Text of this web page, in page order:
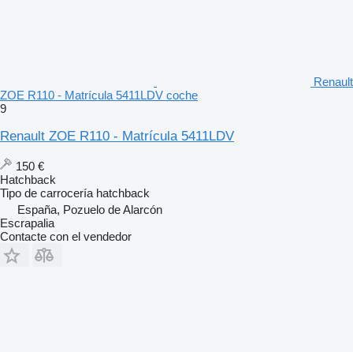
Renault
ZOE R110 - Matrícula 5411LDV coche
9
Renault ZOE R110 - Matrícula 5411LDV
150 €
Hatchback
Tipo de carrocería hatchback
España, Pozuelo de Alarcón
Escrapalia
Contacte con el vendedor